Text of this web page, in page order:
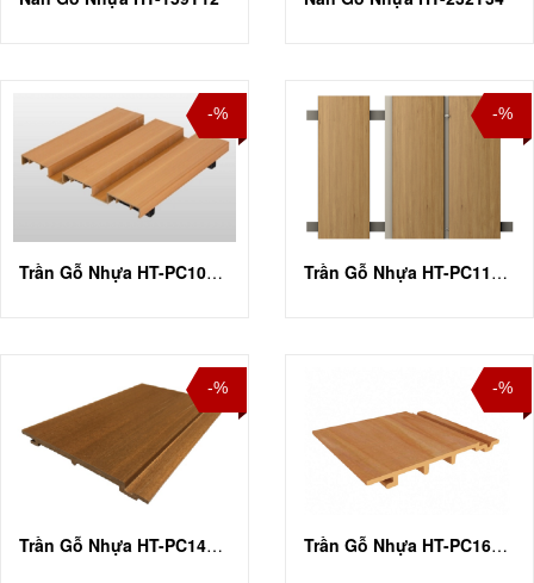
-%
Trần Gỗ Nhựa HT-PC100U25
-%
Trần Gỗ Nhựa HT-PC118T16
-%
Trần Gỗ Nhựa HT-PC140T10
-%
Trần Gỗ Nhựa HT-PC168T16